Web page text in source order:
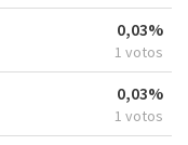
0,03%
1 votos
0,03%
1 votos